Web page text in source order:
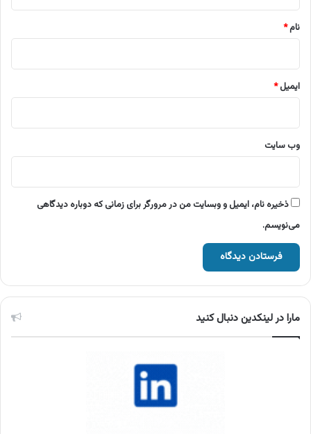
نام*
ایمیل*
وب‌ سایت
ذخیره نام، ایمیل و وبسایت من در مرورگر برای زمانی که دوباره دیدگاهی
می‌نویسم.
مارا در لینکدین دنبال کنید